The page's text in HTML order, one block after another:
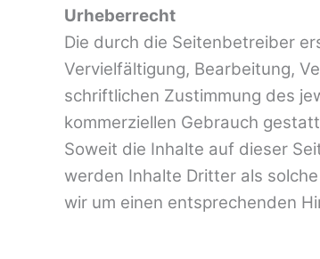
Urheberrecht
Die durch die Seitenbetreiber
Vervielfältigung, Bearbeitung,
schriftlichen Zustimmung des
kommerziellen Gebrauch
Soweit die Inhalte auf dieser
werden Inhalte Dritter als
wir um einen entsprechenden